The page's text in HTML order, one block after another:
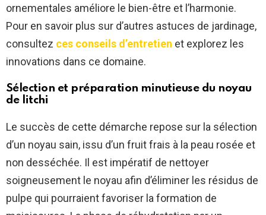
ornementales améliore le bien-être et l’harmonie.
Pour en savoir plus sur d’autres astuces de jardinage,
consultez ces conseils d’entretien et explorez les
innovations dans ce domaine.
Sélection et préparation minutieuse du noyau
de litchi
Le succès de cette démarche repose sur la sélection
d’un noyau sain, issu d’un fruit frais à la peau rosée et
non desséchée. Il est impératif de nettoyer
soigneusement le noyau afin d’éliminer les résidus de
pulpe qui pourraient favoriser la formation de